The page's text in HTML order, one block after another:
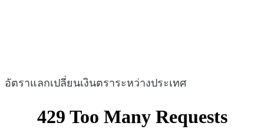
อัตราแลกเปลี่ยนเงินตราระหว่างประเทศ